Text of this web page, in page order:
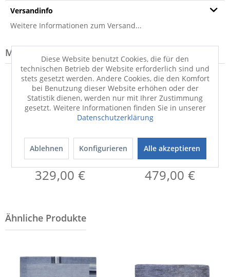
Versandinfo
Weitere Informationen zum Versand...
Modell-Familie: SENSATION
Teppich
SENSATION S.Lakir
329,00 €
Teppich
SENSATION S.Lakir
479,00 €
Diese Website benutzt Cookies, die für den
technischen Betrieb der Website erforderlich sind und
stets gesetzt werden. Andere Cookies, die den Komfort
bei Benutzung dieser Website erhöhen oder der
Statistik dienen, werden nur mit Ihrer Zustimmung
gesetzt. Weitere Informationen finden Sie in unserer
Datenschutzerklärung
Ablehnen Konfigurieren Alle akzeptieren